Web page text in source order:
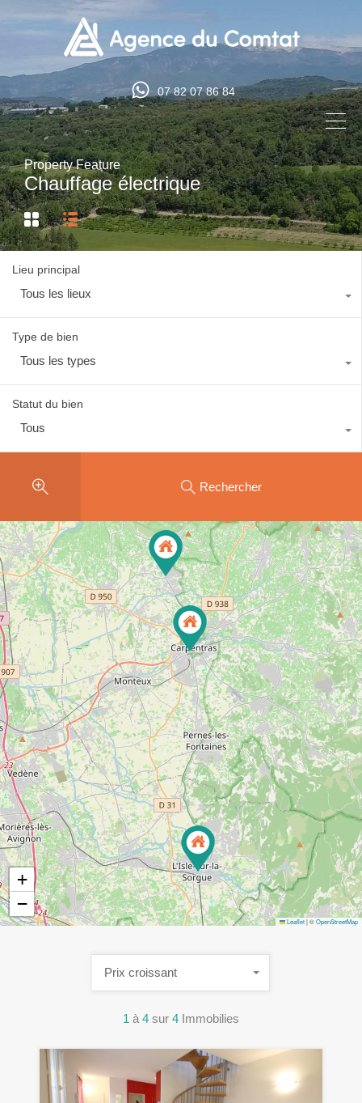
07 82 07 86 84
Property Feature
Chauffage électrique
Lieu principal
Tous les lieux
Type de bien
Tous les types
Statut du bien
Tous
Rechercher
+
−
Leaflet|©OpenStreetMap
1 à 4 sur 4 Immobilies
Prix croissant